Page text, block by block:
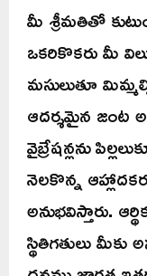
మీ శ్రీమతితో
ఒకరికొకరు మీ
మసులుతూ
ఆదర్శమైన జంట
వైబ్రేషన్లను
నెలకొన్న
అనుభవిస్తారు.
స్థితిగతులు